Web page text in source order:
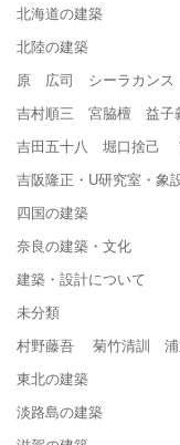
北海道の建築
北陸の建築
原 広司 シーラカンス
吉村順三 宮脇檀 益子
吉田五十八 堀口捨己
吉阪隆正・U研究室・象
四国の建築
奈良の建築・文化
建築・設計について
未分類
村野藤吾 菊竹清訓 浦
東北の建築
淡路島の建築